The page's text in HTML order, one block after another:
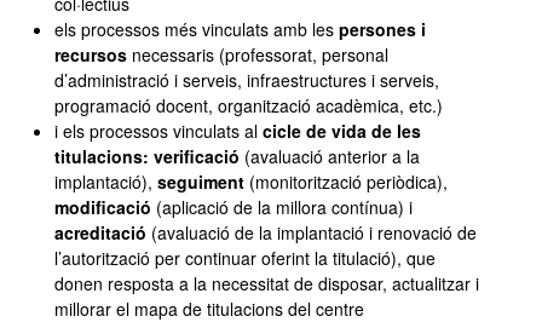
els processos més vinculats amb les persones i
recursos necessaris (professorat, personal
d’administració i serveis, infraestructures i serveis,
programació docent, organització acadèmica, etc.)
i els processos vinculats al cicle de vida de les
titulacions: verificació (avaluació anterior a la
implantació), seguiment (monitorització periòdica),
modificació (aplicació de la millora contínua) i
acreditació (avaluació de la implantació i renovació de
l’autorització per continuar oferint la titulació), que
donen resposta a la necessitat de disposar, actualitzar i
millorar el mapa de titulacions del centre